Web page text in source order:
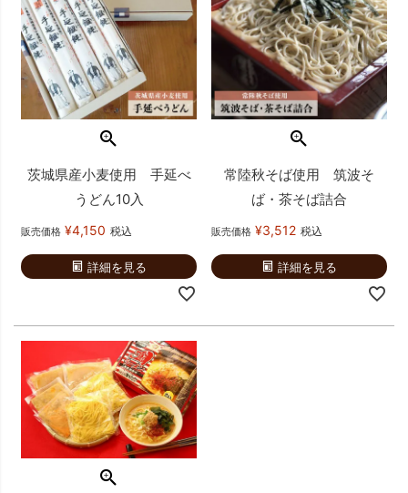
茨城県産小麦使用 手延べ
うどん10入
販売価格 ¥4,150 税込
詳細を見る
常陸秋そば使用 筑波そ
ば・茶そば詰合
販売価格 ¥3,512 税込
詳細を見る